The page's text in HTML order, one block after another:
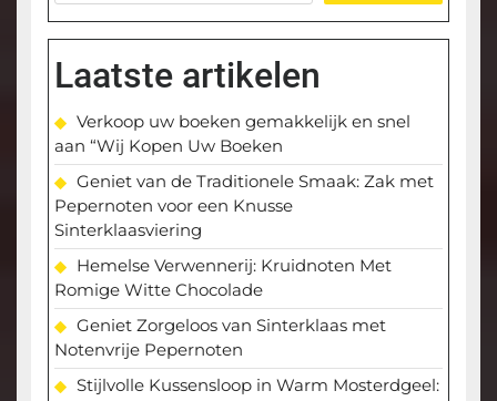
Laatste artikelen
Verkoop uw boeken gemakkelijk en snel
aan “Wij Kopen Uw Boeken
Geniet van de Traditionele Smaak: Zak met
Pepernoten voor een Knusse
Sinterklaasviering
Hemelse Verwennerij: Kruidnoten Met
Romige Witte Chocolade
Geniet Zorgeloos van Sinterklaas met
Notenvrije Pepernoten
Stijlvolle Kussensloop in Warm Mosterdgeel: